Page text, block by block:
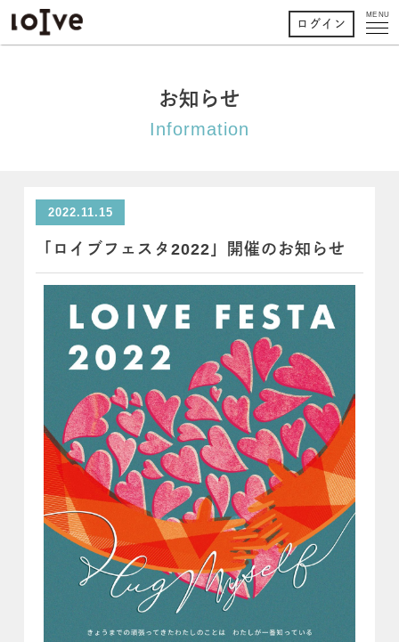
MENU
ログイン
お知らせ
Information
2022.11.15
「ロイブフェスタ2022」開催のお知らせ